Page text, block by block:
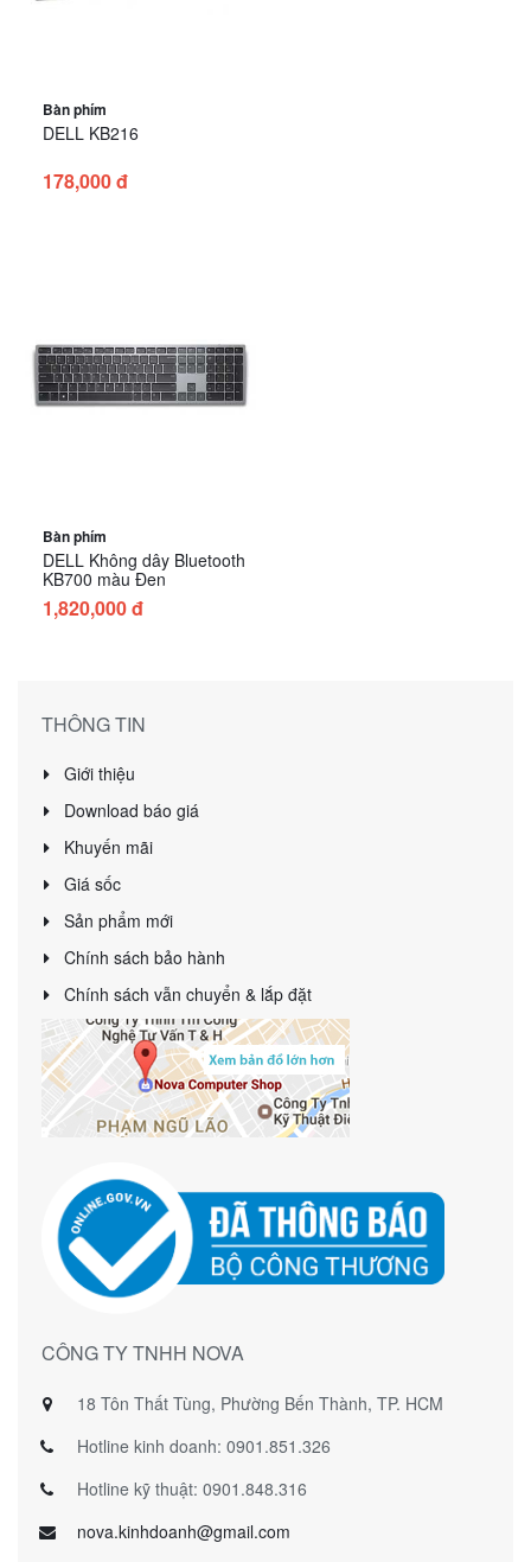
Bàn phím
DELL KB216
178,000 đ
Bàn phím
DELL Không dây Bluetooth
KB700 màu Đen
1,820,000 đ
THÔNG TIN
Giới thiệu
Download báo giá
Khuyến mãi
Giá sốc
Sản phẩm mới
Chính sách bảo hành
Chính sách vẫn chuyển & lắp đặt
CÔNG TY TNHH NOVA
18 Tôn Thất Tùng, Phường Bến Thành, TP. HCM
Hotline kinh doanh: 0901.851.326
Hotline kỹ thuật: 0901.848.316
nova.kinhdoanh@gmail.com